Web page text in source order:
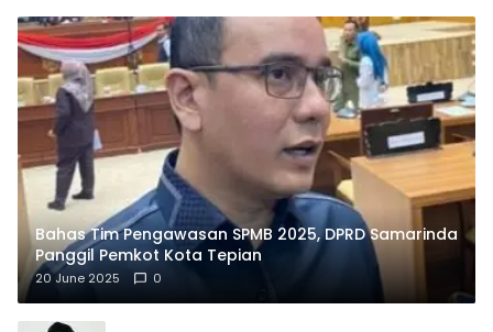
Bahas Tim Pengawasan SPMB 2025, DPRD Samarinda
Panggil Pemkot Kota Tepian
20 June 2025 0